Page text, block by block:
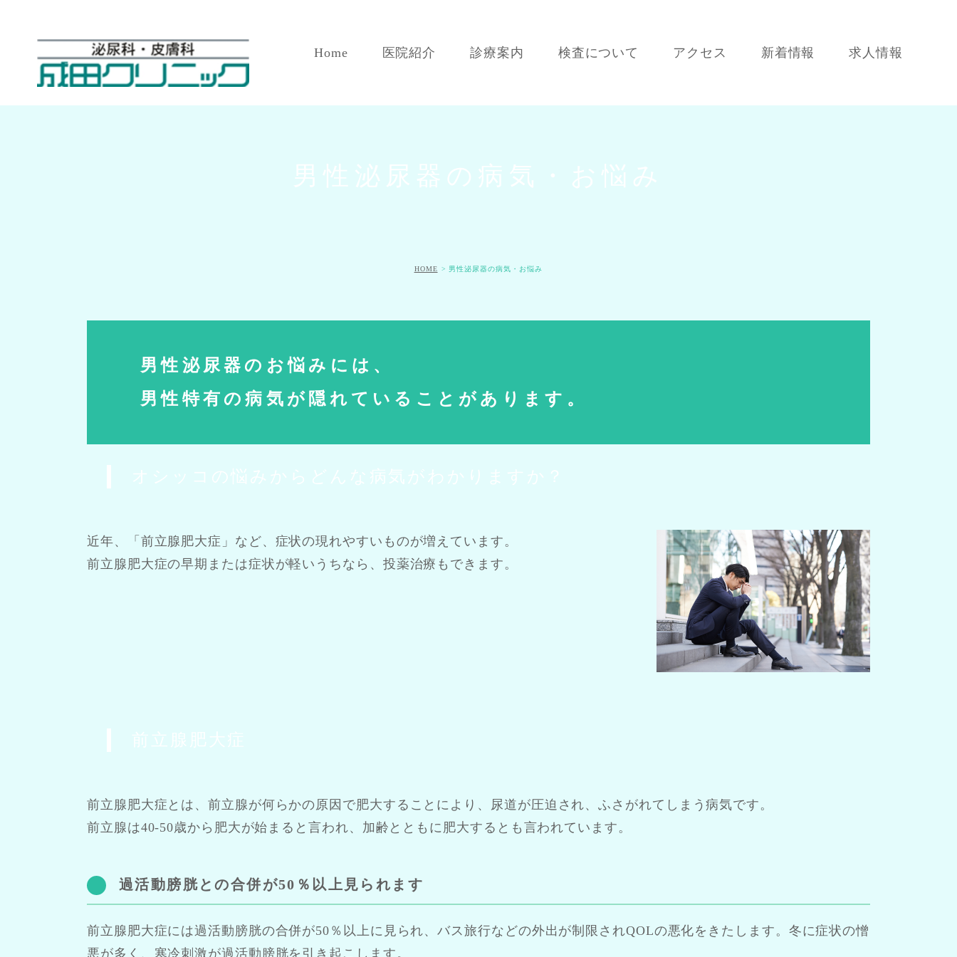
Home 医院紹介 診療案内
こどもの泌尿器の病気・お悩み
皮膚科
検査について アクセス 新着情報 求人情報
男性泌尿器の病気・お悩み
HOME 男性泌尿器の病気・お悩み
男性泌尿器のお悩みには、
男性特有の病気が隠れていることがあります。
オシッコの悩みからどんな病気がわかりますか？
近年、「前立腺肥大症」など、症状の現れやすいものが増えています。
前立腺肥大症の早期または症状が軽いうちなら、投薬治療もできます。
前立腺肥大症
前立腺肥大症とは、前立腺が何らかの原因で肥大することにより、尿道が圧迫され、ふさがれてしまう病気です。
前立腺は40-50歳から肥大が始まると言われ、加齢とともに肥大するとも言われています。
過活動膀胱との合併が50％以上見られます
前立腺肥大症には過活動膀胱の合併が50％以上に見られ、バス旅行などの外出が制限されQOLの悪化をきたします。冬に症状の憎
悪が多く、寒冷刺激が過活動膀胱を引き起こします。